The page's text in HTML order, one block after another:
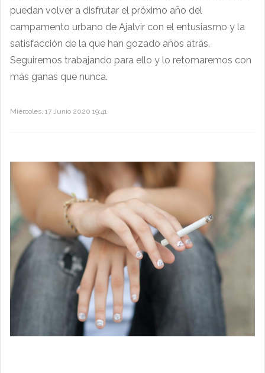
puedan volver a disfrutar el próximo año del
campamento urbano de Ajalvir con el entusiasmo y la
satisfacción de la que han gozado años atrás.
Seguiremos trabajando para ello y lo retomaremos con
más ganas que nunca.
Miércoles, 17 Junio 2020 19:41